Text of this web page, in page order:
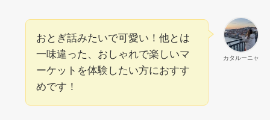
カタルーニャ
おとぎ話みたいで可愛い！他とは
一味違った、おしゃれで楽しいマ
ーケットを体験したい方におすす
めです！